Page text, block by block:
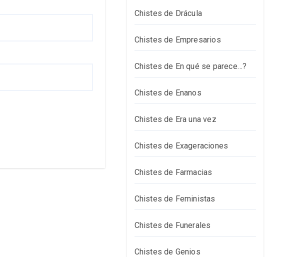
Chistes de Drácula
Chistes de Empresarios
Chistes de En qué se parece…?
Chistes de Enanos
Chistes de Era una vez
Chistes de Exageraciones
Chistes de Farmacias
Chistes de Feministas
Chistes de Funerales
Chistes de Genios